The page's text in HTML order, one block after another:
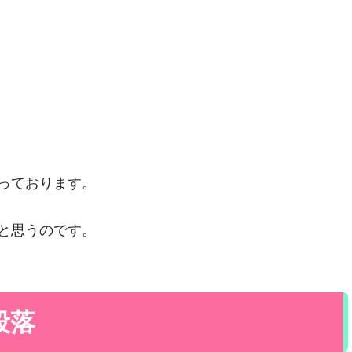
ております。
思うのです。
落